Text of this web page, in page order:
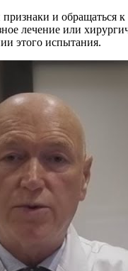
и обращаться
лечение или
этого испытания.